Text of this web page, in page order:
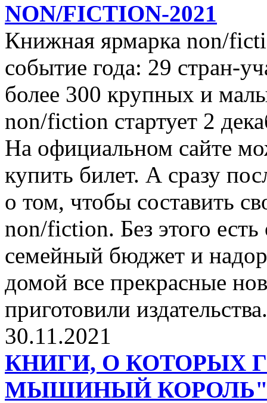
NON/FICTION-2021
Книжная ярмарка non/
событие года: 29 стран-
более 300 крупных и
non/fiction стартует 2
На официальном сайте
купить билет. А сразу
о том, чтобы составить
non/fiction. Без этого есть
семейный бюджет и
домой все прекрасные
приготовили издательства.
30.11.2021
КНИГИ, О КОТОРЫХ
МЫШИНЫЙ